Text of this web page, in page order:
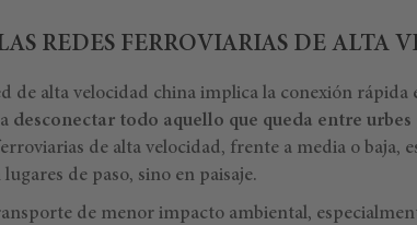
REDES FERROVIARIAS DE ALTA
de alta velocidad china implica la conexión rápida
desconectar todo aquello que queda entre urbes
de alta velocidad, frente a media o baja,
de paso, sino en paisaje.
de menor impacto ambiental,